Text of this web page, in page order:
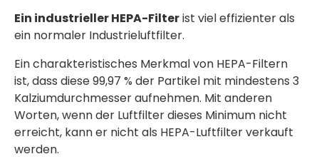
Ein industrieller HEPA-Filterist viel effizienter als
ein normaler Industrieluftfilter.
Ein charakteristisches Merkmal von HEPA-Filtern
ist, dass diese 99,97 % der Partikel mit mindestens 3
Kalziumdurchmesser aufnehmen. Mit anderen
Worten, wenn der Luftfilter dieses Minimum nicht
erreicht, kann er nicht als HEPA-Luftfilter verkauft
werden.